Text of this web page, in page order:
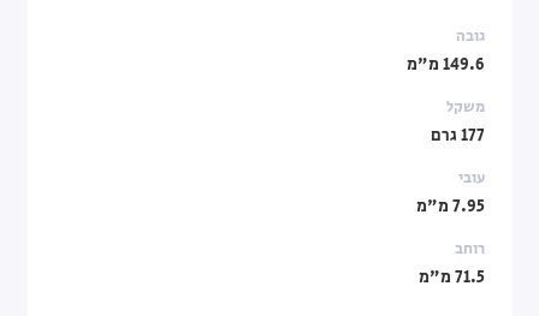
גובה
149.6 מ"מ
משקל
177 גרם
עובי
7.95 מ"מ
רוחב
71.5 מ"מ